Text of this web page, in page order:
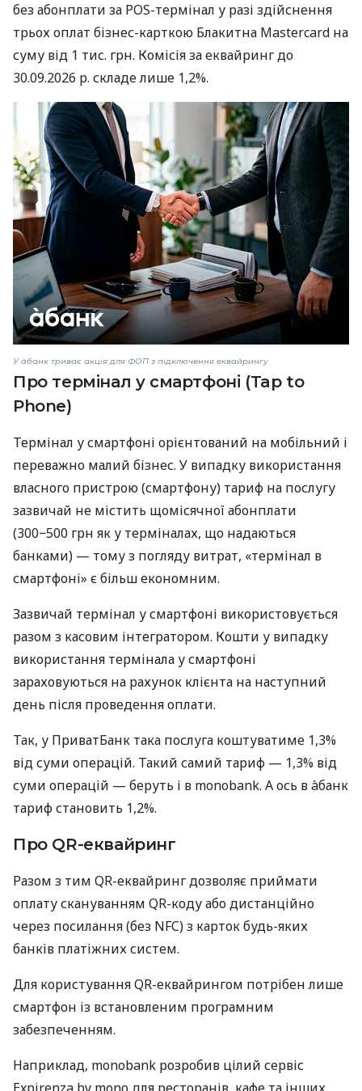
без абонплати за POS-термінал у разі здійснення
трьох оплат бізнес-карткою Блакитна Mastercard на
суму від 1 тис. грн. Комісія за еквайринг до
30.09.2026 р. складе лише 1,2%.
У àбанк триває акція для ФОП з підключення еквайрингу
Про термінал у смартфоні (Tap to
Phone)
Термінал у смартфоні орієнтований на мобільний і
переважно малий бізнес. У випадку використання
власного пристрою (смартфону) тариф на послугу
зазвичай не містить щомісячної абонплати
(300−500 грн як у терміналах, що надаються
банками) — тому з погляду витрат, «термінал в
смартфоні» є більш економним.
Зазвичай термінал у смартфоні використовується
разом з касовим інтегратором. Кошти у випадку
використання термінала у смартфоні
зараховуються на рахунок клієнта на наступний
день після проведення оплати.
Так, у ПриватБанк така послуга коштуватиме 1,3%
від суми операцій. Такий самий тариф — 1,3% від
суми операцій — беруть і в monobank. А ось в àбанк
тариф становить 1,2%.
Про QR-еквайринг
Разом з тим QR-еквайринг дозволяє приймати
оплату скануванням QR-коду або дистанційно
через посилання (без NFC) з карток будь-яких
банків платіжних систем.
Для користування QR-еквайрингом потрібен лише
смартфон із встановленим програмним
забезпеченням.
Наприклад, monobank розробив цілий сервіс